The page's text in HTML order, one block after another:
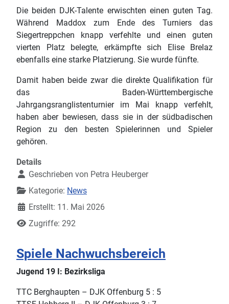
Die beiden DJK-Talente erwischten einen guten Tag.
Während Maddox zum Ende des Turniers das
Siegertreppchen knapp verfehlte und einen guten
vierten Platz belegte, erkämpfte sich Elise Brelaz
ebenfalls eine starke Platzierung. Sie wurde fünfte.
Damit haben beide zwar die direkte Qualifikation für
das Baden-Württembergische
Jahrgangsranglistenturnier im Mai knapp verfehlt,
haben aber bewiesen, dass sie in der südbadischen
Region zu den besten Spielerinnen und Spieler
gehören.
Details
Geschrieben von Petra Heuberger
Kategorie: News
Erstellt: 11. Mai 2026
Zugriffe: 292
Spiele Nachwuchsbereich
Jugend 19 I: Bezirksliga
TTC Berghaupten – DJK Offenburg 5 : 5